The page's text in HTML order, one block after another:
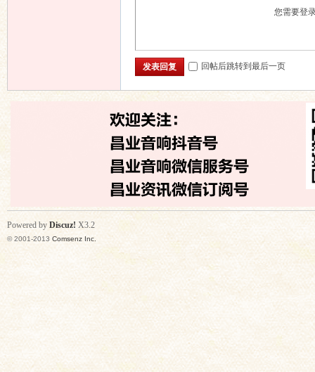
您需要登
发表回复 回帖后跳转到最后一页
Powered by Discuz! X3.2
© 2001-2013 Comsenz Inc.